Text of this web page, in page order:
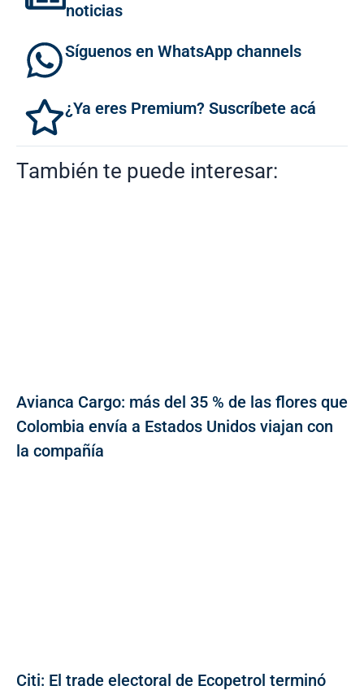
noticias
Síguenos en WhatsApp channels
¿Ya eres Premium? Suscríbete acá
También te puede interesar:
Avianca Cargo: más del 35 % de las flores que
Colombia envía a Estados Unidos viajan con
la compañía
Citi: El trade electoral de Ecopetrol terminó